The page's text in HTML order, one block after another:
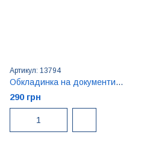
Артикул: 13794
Обкладинка на документи Just cover Go on
290 грн